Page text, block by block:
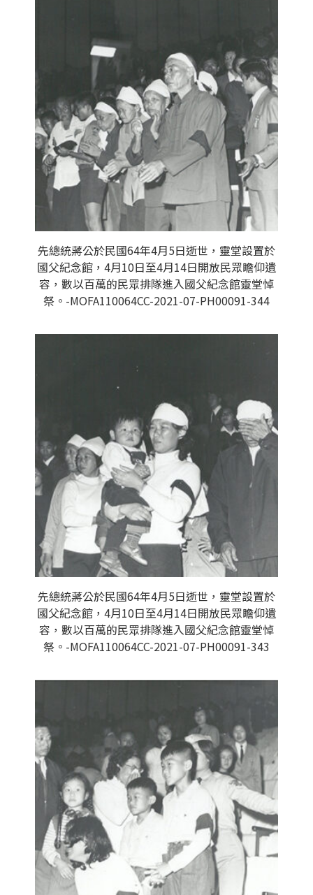
先總統蔣公於民國64年4月5日逝世，靈堂設置於
國父紀念館，4月10日至4月14日開放民眾瞻仰遺
容，數以百萬的民眾排隊進入國父紀念館靈堂悼
祭。-MOFA110064CC-2021-07-PH00091-344
先總統蔣公於民國64年4月5日逝世，靈堂設置於
國父紀念館，4月10日至4月14日開放民眾瞻仰遺
容，數以百萬的民眾排隊進入國父紀念館靈堂悼
祭。-MOFA110064CC-2021-07-PH00091-343